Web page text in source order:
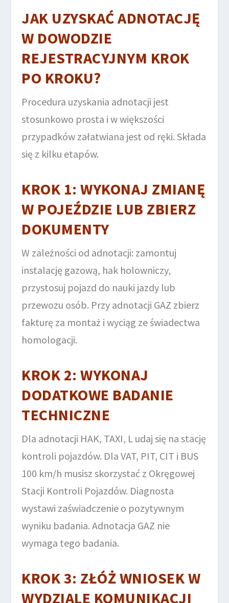
JAK UZYSKAĆ ADNOTACJĘ
W DOWODZIE
REJESTRACYJNYM KROK
PO KROKU?
Procedura uzyskania adnotacji jest
stosunkowo prosta i w większości
przypadków załatwiana jest od ręki. Składa
się z kilku etapów.
KROK 1: WYKONAJ ZMIANĘ
W POJEŹDZIE LUB ZBIERZ
DOKUMENTY
W zależności od adnotacji: zamontuj
instalację gazową, hak holowniczy,
przystosuj pojazd do nauki jazdy lub
przewozu osób. Przy adnotacji GAZ zbierz
fakturę za montaż i wyciąg ze świadectwa
homologacji.
KROK 2: WYKONAJ
DODATKOWE BADANIE
TECHNICZNE
Dla adnotacji HAK, TAXI, L udaj się na stację
kontroli pojazdów. Dla VAT, PIT, CIT i BUS
100 km/h musisz skorzystać z Okręgowej
Stacji Kontroli Pojazdów. Diagnosta
wystawi zaświadczenie o pozytywnym
wyniku badania. Adnotacja GAZ nie
wymaga tego badania.
KROK 3: ZŁÓŻ WNIOSEK W
WYDZIALE KOMUNIKACJI